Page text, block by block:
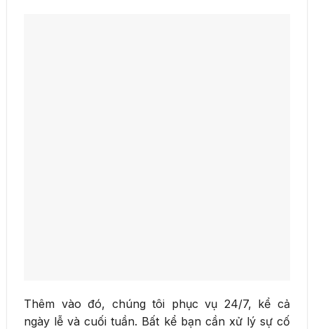
Thêm vào đó, chúng tôi phục vụ 24/7, kể cả
ngày lễ và cuối tuần. Bất kể bạn cần xử lý sự cố